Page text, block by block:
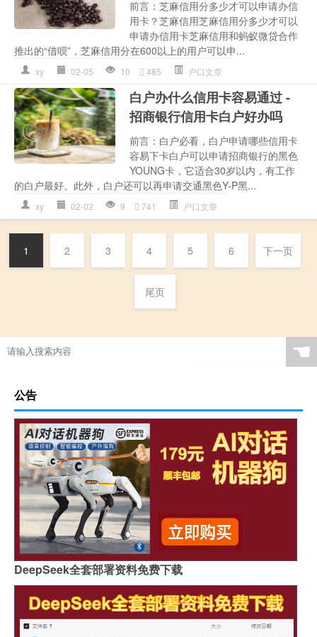
前言：芝麻信用分多少才可以申请办信
用卡？芝麻信用芝麻信用分多少才可以
申请办信用卡芝麻信用和蚂蚁微贷合作
推出的“借呗”，芝麻信用分在600以上的用户可以申...
xy 02-05 10 485 户口文章
白户办什么信用卡容易通过 -
招商银行信用卡白户好办吗
前言：白户必看，白户申请哪些信用卡
容易下卡白户可以申请招商银行的黑色
YOUNG卡，它适合30岁以内，有工作
的白户最好。此外，白户还可以再申请交通黑色Y-P黑...
xy 02-02 9 741 户口文章
1 2 3 4 5 6 下一页
尾页
☚
公告
DeepSeek全套部署资料免费下载